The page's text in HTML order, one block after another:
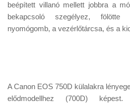
beépített villanó mellett jobbra a
bekapcsoló szegélyez,
nyomógomb, a vezérlőtárcsa, és a
A Canon EOS 750D külalakra
elődmodellhez (700D)